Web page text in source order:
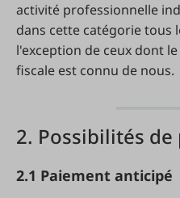
activité professionnelle
dans cette catégorie tous
l'exception de ceux dont
fiscale est connu de nous.
2. Possibilités
2.1 Paiement anticipé